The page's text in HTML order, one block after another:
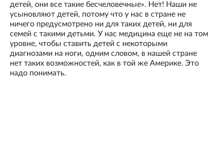
детей, они все такие бесчеловечные». Нет! Наши не
усыновляют детей, потому что у нас в стране не
ничего предусмотрено ни для таких детей, ни для
семей с такими детьми. У нас медицина еще не на том
уровне, чтобы ставить детей с некоторыми
диагнозами на ноги, одним словом, в нашей стране
нет таких возможностей, как в той же Америке. Это
надо понимать.